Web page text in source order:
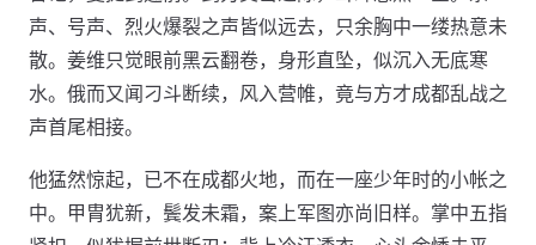
声、号声、烈火爆裂之声皆似远去，只余胸中一缕热意未
散。姜维只觉眼前黑云翻卷，身形直坠，似沉入无底寒
水。俄而又闻刁斗断续，风入营帷，竟与方才成都乱战之
声首尾相接。
他猛然惊起，已不在成都火地，而在一座少年时的小帐之
中。甲胄犹新，鬓发未霜，案上军图亦尚旧样。掌中五指